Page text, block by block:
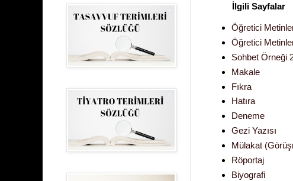
İlgili Sayfalar
Öğretici
Öğretici
Sohbet Örneği
Makale
Fıkra
Hatıra
Deneme
Gezi Yazısı
Mülakat
Röportaj
Biyografi